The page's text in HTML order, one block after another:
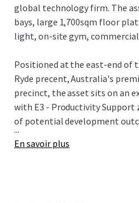
global technology firm. The
bays, large 1,700sqm floor
light, on-site gym,
Positioned at the east-end of
Ryde precent, Australia's
precinct, the asset sits on an
with E3 - Productivity
of potential development
...
En savoir plus